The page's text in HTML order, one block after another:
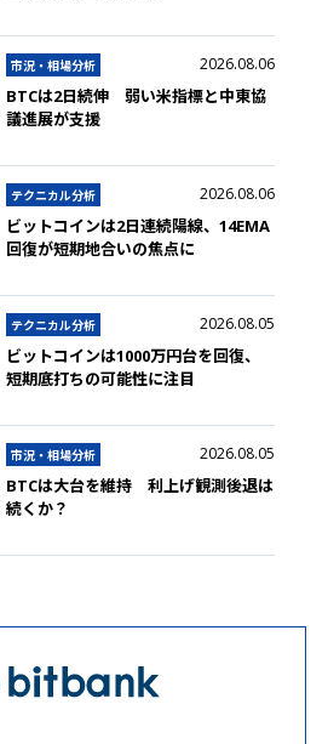
市況・相場分析 2026.08.06
BTCは2日続伸 弱い米指標と中東協
議進展が支援
テクニカル分析 2026.08.06
ビットコインは2日連続陽線、14EMA
回復が短期地合いの焦点に
テクニカル分析 2026.08.05
ビットコインは1000万円台を回復、
短期底打ちの可能性に注目
市況・相場分析 2026.08.05
BTCは大台を維持 利上げ観測後退は
続くか？